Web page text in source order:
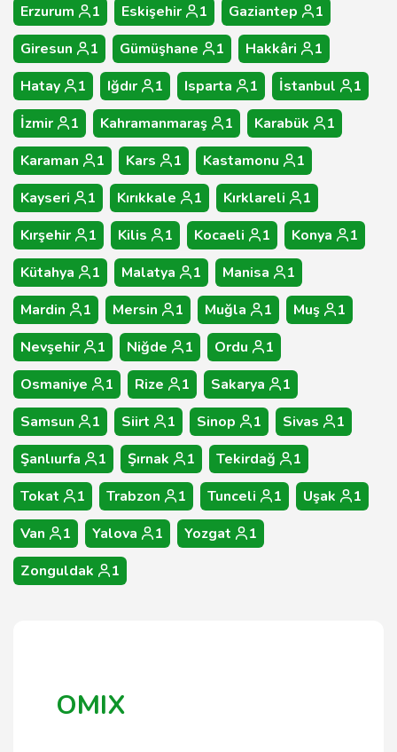
Erzurum
1 Eskişehir 1 Gaziantep
1
Giresun
1 Gümüşhane 1 Hakkâri
1
Hatay
1 Iğdır 1 Isparta 1 İstanbul
1
İzmir
1 Kahramanmaraş 1 Karabük
1
Karaman
1 Kars 1 Kastamonu
1
Kayseri
1 Kırıkkale 1 Kırklareli
1
Kırşehir
1 Kilis 1 Kocaeli 1 Konya
1
Kütahya
1 Malatya 1 Manisa
1
Mardin
1 Mersin 1 Muğla 1 Muş
1
Nevşehir
1 Niğde 1 Ordu
1
Osmaniye
1 Rize 1 Sakarya
1
Samsun
1 Siirt 1 Sinop 1 Sivas
1
Şanlıurfa
1 Şırnak 1 Tekirdağ
1
Tokat
1 Trabzon 1 Tunceli 1 Uşak
1
Van
1 Yalova 1 Yozgat
1
Zonguldak
1
OMIX